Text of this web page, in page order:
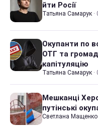
йти Росії
Татьяна Самарук ·
Окупанти по
ОТГ та
капітуляцію
Татьяна Самарук ·
Мешканці
путінські
Светлана Мащенко